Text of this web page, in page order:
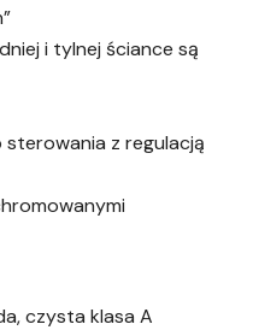
i tylnej ściance są
z regulacją
czysta klasa A